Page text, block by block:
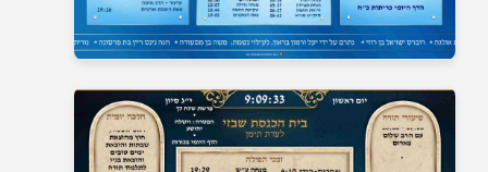
בית כנסת 13